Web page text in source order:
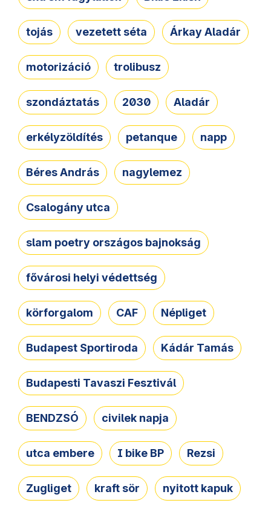
tojás vezetett séta Árkay Aladár
motorizáció trolibusz
szondáztatás 2030 Aladár
erkélyzöldítés petanque napp
Béres András nagylemez
Csalogány utca
slam poetry országos bajnokság
fővárosi helyi védettség
körforgalom CAF Népliget
Budapest Sportiroda Kádár Tamás
Budapesti Tavaszi Fesztivál
BENDZSÓ civilek napja
utca embere I bike BP Rezsi
Zugliget kraft sör nyitott kapuk